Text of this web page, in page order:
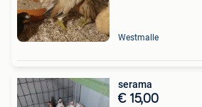
Westmalle
serama
€ 15,00